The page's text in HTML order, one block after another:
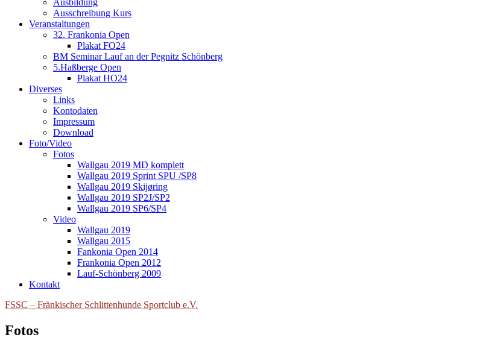
Ausbildung
Ausschreibung Kurs
Veranstaltungen
32. Frankonia Open
Plakat FO24
BM Seminar Lauf an der Pegnitz Schönberg
5.Haßberge Open
Plakat HO24
Diverses
Links
Kontodaten
Impressum
Download
Foto/Video
Fotos
Wallgau 2019 MD komplett
Wallgau 2019 Sprint SPU /SP8
Wallgau 2019 Skijøring
Wallgau 2019 SP2J/SP2
Wallgau 2019 SP6/SP4
Video
Wallgau 2019
Wallgau 2015
Fankonia Open 2014
Frankonia Open 2012
Lauf-Schönberg 2009
Kontakt
FSSC – Fränkischer Schlittenhunde Sportclub e.V.
Fotos